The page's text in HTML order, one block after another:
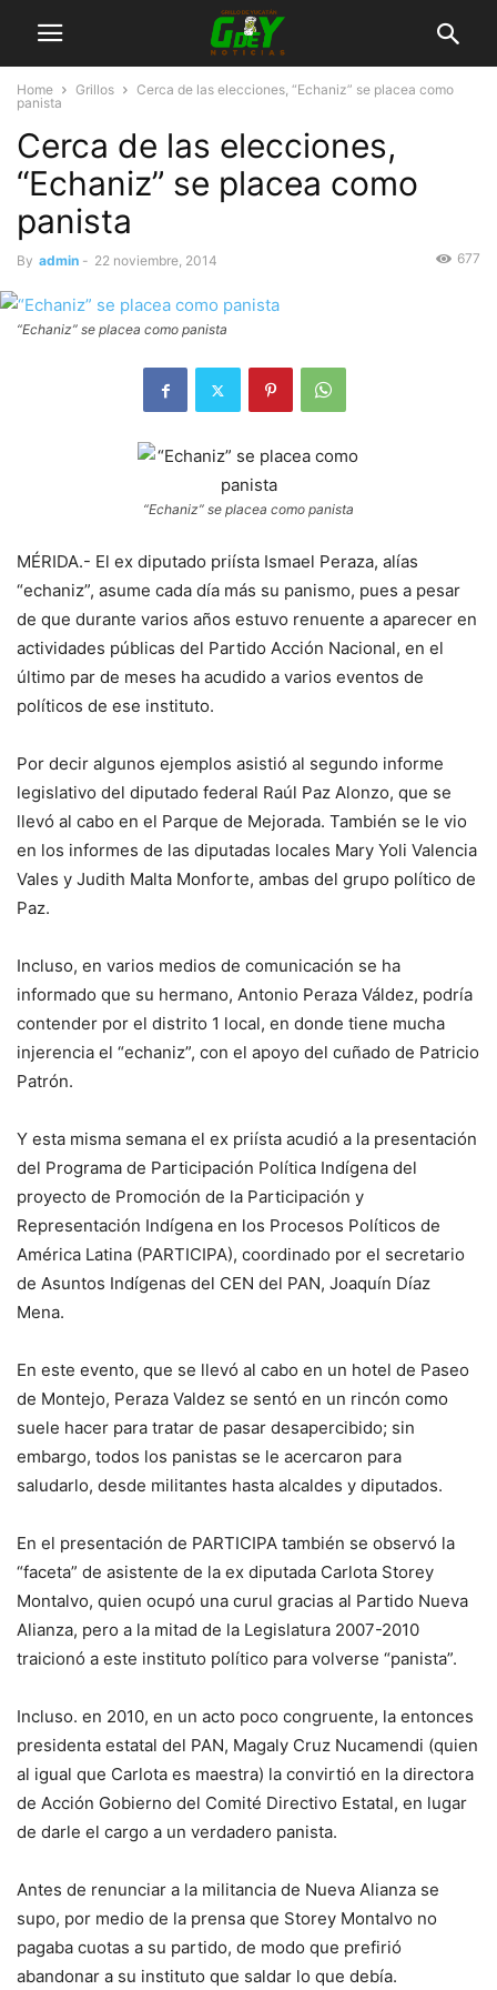
Home Grillos
Cerca de las elecciones, “Echaniz” se placea como
panista
Cerca de las elecciones,
“Echaniz” se placea como
panista
By admin - 22 noviembre, 2014 677
“Echaniz” se placea como panista
“Echaniz” se placea como panista
MÉRIDA.- El ex diputado priísta Ismael Peraza, alías
“echaniz”, asume cada día más su panismo, pues a pesar
de que durante varios años estuvo renuente a aparecer en
actividades públicas del Partido Acción Nacional, en el
último par de meses ha acudido a varios eventos de
políticos de ese instituto.
Por decir algunos ejemplos asistió al segundo informe
legislativo del diputado federal Raúl Paz Alonzo, que se
llevó al cabo en el Parque de Mejorada. También se le vio
en los informes de las diputadas locales Mary Yoli Valencia
Vales y Judith Malta Monforte, ambas del grupo político de
Paz.
Incluso, en varios medios de comunicación se ha
informado que su hermano, Antonio Peraza Váldez, podría
contender por el distrito 1 local, en donde tiene mucha
injerencia el “echaniz”, con el apoyo del cuñado de Patricio
Patrón.
Y esta misma semana el ex priísta acudió a la presentación
del Programa de Participación Política Indígena del
proyecto de Promoción de la Participación y
Representación Indígena en los Procesos Políticos de
América Latina (PARTICIPA), coordinado por el secretario
de Asuntos Indígenas del CEN del PAN, Joaquín Díaz
Mena.
En este evento, que se llevó al cabo en un hotel de Paseo
de Montejo, Peraza Valdez se sentó en un rincón como
suele hacer para tratar de pasar desapercibido; sin
embargo, todos los panistas se le acercaron para
saludarlo, desde militantes hasta alcaldes y diputados.
En el presentación de PARTICIPA también se observó la
“faceta” de asistente de la ex diputada Carlota Storey
Montalvo, quien ocupó una curul gracias al Partido Nueva
Alianza, pero a la mitad de la Legislatura 2007-2010
traicionó a este instituto político para volverse “panista”.
Incluso. en 2010, en un acto poco congruente, la entonces
presidenta estatal del PAN, Magaly Cruz Nucamendi (quien
al igual que Carlota es maestra) la convirtió en la directora
de Acción Gobierno del Comité Directivo Estatal, en lugar
de darle el cargo a un verdadero panista.
Antes de renunciar a la militancia de Nueva Alianza se
supo, por medio de la prensa que Storey Montalvo no
pagaba cuotas a su partido, de modo que prefirió
abandonar a su instituto que saldar lo que debía.